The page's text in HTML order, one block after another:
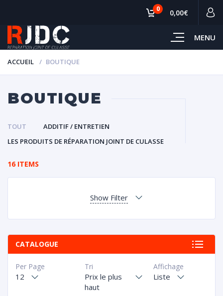
MENU
0 0,00€
ACCUEIL BOUTIQUE
BOUTIQUE
TOUT
ADDITIF / ENTRETIEN
LES PRODUITS DE RÉPARATION JOINT DE CULASSE
16 ITEMS
Show Filter
CATALOGUE
Affichage
Liste
Tri
Prix le plus
haut
Per Page
12